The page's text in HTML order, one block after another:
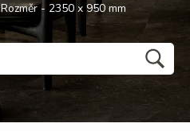
Rozměr - 2350 x 950 mm